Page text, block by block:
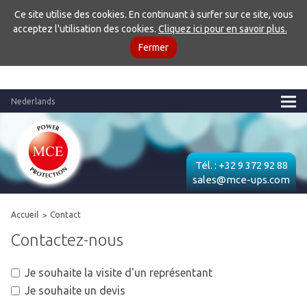
Ce site utilise des cookies. En continuant à surfer sur ce site, vous
acceptez l'utilisation des cookies. Cliquez ici pour en savoir plus.
Fermer
Nederlands
Tél. :+32 9 372 92 88
sales@mce-ups.com
Accueil Contact
Contactez-nous
Je souhaite la visite d'un représentant
Je souhaite un devis